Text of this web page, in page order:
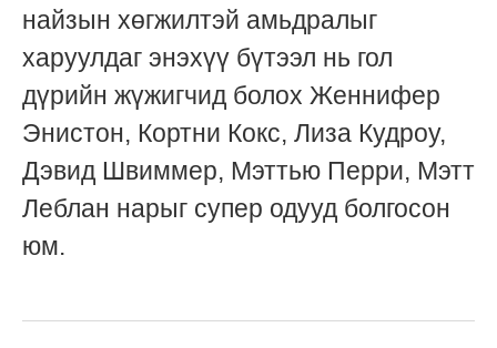
найзын хөгжилтэй амьдралыг
харуулдаг энэхүү бүтээл нь гол
дүрийн жүжигчид болох Женнифер
Энистон, Кортни Кокс, Лиза Кудроу,
Дэвид Швиммер, Мэттью Перри, Мэтт
Леблан нарыг супер одууд болгосон
юм.